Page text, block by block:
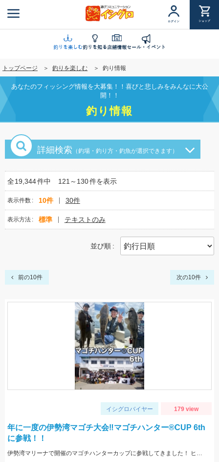
ン
に
移
動
ログイン ショップ
釣りを楽しむ釣りを知る店舗情報セール・イベント
トップページ 釣りを楽しむ 釣り情報
あなたのフィッシング情報を大募集！！喜びと悲しみをみんなに大公
開！！
釣り情報
詳細検索 （釣場・釣り方・釣魚が選択できます）
全19,344件中 121～130件を表示
表示件数 10件 30件
表示方法 標準 テキストのみ
並び順
前の10件 次の10件
イシグロバイヤー 179 view
年に一度の伊勢湾マゴチ大会‼マゴチハンター®︎CUP 6th
に参戦！！
伊勢湾マリーナで開催のマゴチハンターカップに参戦してきました！ ヒットルアーはイージーラボ、水波、DUOジャンゴ、ドライブSSギルなど。